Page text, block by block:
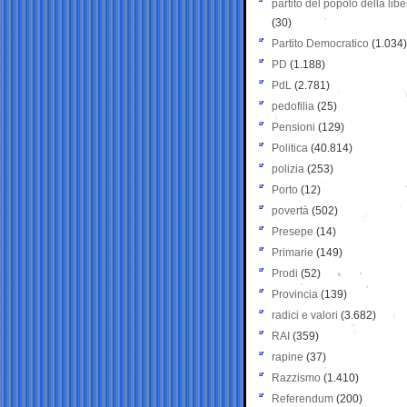
partito del popolo della
(30)
Partito Democratico (1.034)
PD (1.188)
PdL (2.781)
pedofilia (25)
Pensioni (129)
Politica (40.814)
polizia (253)
Porto (12)
povertà (502)
Presepe (14)
Primarie (149)
Prodi (52)
Provincia (139)
radici e valori (3.682)
RAI (359)
rapine (37)
Razzismo (1.410)
Referendum (200)